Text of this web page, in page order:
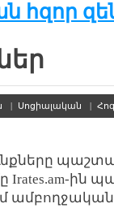
հզոր
| Սոցիալական |
Irates.am-ին
ամբողջական